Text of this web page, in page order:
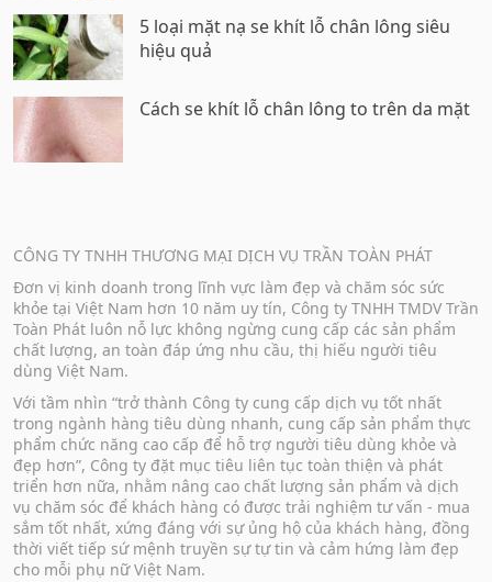
5 loại mặt nạ se khít lỗ chân lông siêu
hiệu quả
Cách se khít lỗ chân lông to trên da mặt
CÔNG TY TNHH THƯƠNG MẠI DỊCH VỤ TRẦN TOÀN PHÁT
Đơn vị kinh doanh trong lĩnh vực làm đẹp và chăm sóc sức
khỏe tại Việt Nam hơn 10 năm uy tín, Công ty TNHH TMDV Trần
Toàn Phát luôn nỗ lực không ngừng cung cấp các sản phẩm
chất lượng, an toàn đáp ứng nhu cầu, thị hiếu người tiêu
dùng Việt Nam.
Với tầm nhìn “trở thành Công ty cung cấp dịch vụ tốt nhất
trong ngành hàng tiêu dùng nhanh, cung cấp sản phẩm thực
phẩm chức năng cao cấp để hỗ trợ người tiêu dùng khỏe và
đẹp hơn”, Công ty đặt mục tiêu liên tục toàn thiện và phát
triển hơn nữa, nhằm nâng cao chất lượng sản phẩm và dịch
vụ chăm sóc để khách hàng có được trải nghiệm tư vấn - mua
sắm tốt nhất, xứng đáng với sự ủng hộ của khách hàng, đồng
thời viết tiếp sứ mệnh truyền sự tự tin và cảm hứng làm đẹp
cho mỗi phụ nữ Việt Nam.